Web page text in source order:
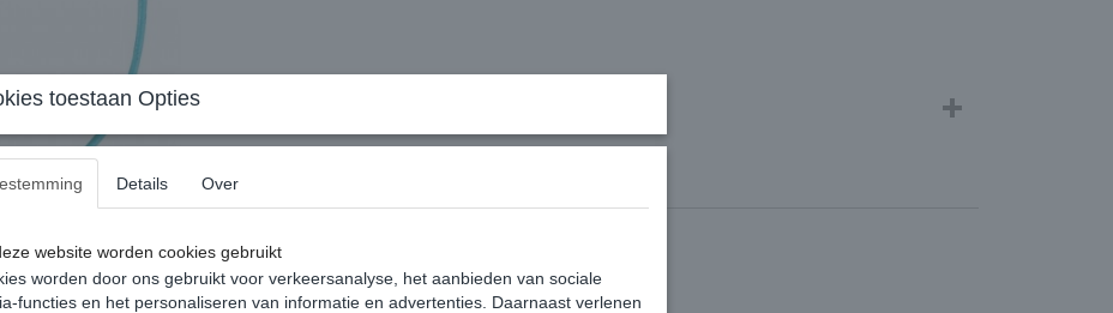
toestaan Opties
Details Over
website worden cookies gebruikt
worden door ons gebruikt voor verkeersanalyse, het aanbieden van sociale
functies en het personaliseren van informatie en advertenties. Daarnaast verlenen